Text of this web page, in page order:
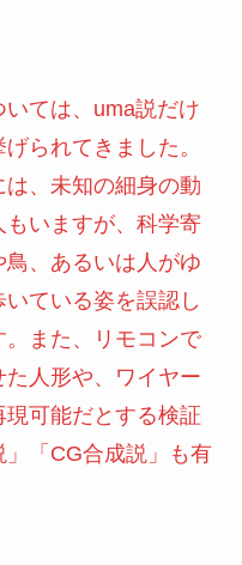
ては、uma説だけ
られてきました。
、未知の細身の動
いますが、科学寄
鳥、あるいは人がゆ
ている姿を誤認し
また、リモコンで
人形や、ワイヤー
可能だとする検証
「CG合成説」も有